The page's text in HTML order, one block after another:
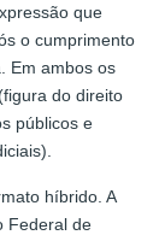
que
o cumprimento
Em ambos os
(figura do direito
públicos e
híbrido. A
Federal de